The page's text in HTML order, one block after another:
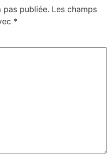
pas publiée. Les champs
*